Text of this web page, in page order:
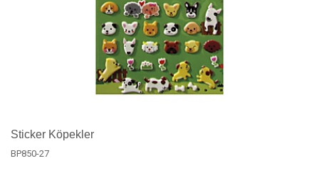
Sticker Köpekler
BP850-27